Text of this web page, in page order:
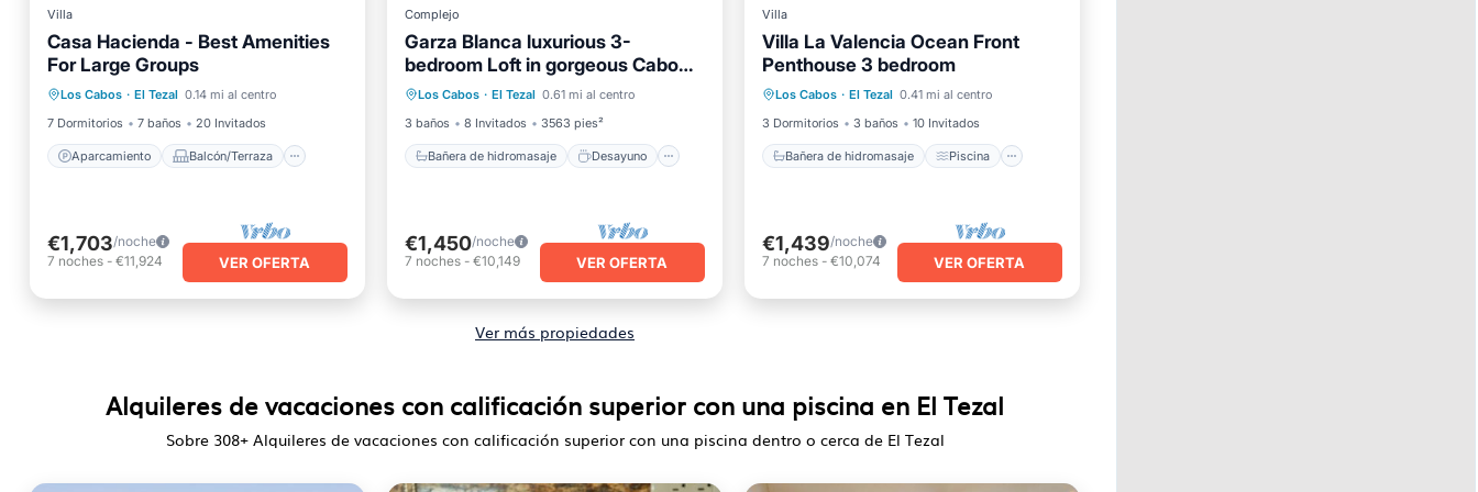
Villa
Casa Hacienda - Best Amenities
For Large Groups
Los Cabos · El Tezal 0.14 mi al centro
7 Dormitorios
7 baños 20 Invitados
Aparcamiento Balcón/Terraza
Aparcamiento
Cocina
Aire acondicionado
€1,703/noche
7 noches - €11,924 VER OFERTA
Complejo
Garza Blanca luxurious 3-
bedroom Loft in gorgeous Cabo
San Lucas
Los Cabos · El Tezal 0.61 mi al centro
3 baños
8 Invitados 3563 pies²
Bañera de hidromasaje Desayuno
Bañera de hidromasaje
Desayuno
Aparcamiento
Piscina
€1,450/noche
7 noches- €10,149 VER OFERTA
Villa
Villa La Valencia Ocean Front
Penthouse 3 bedroom
Los Cabos · El Tezal 0.41 mi al centro
3 Dormitorios
3 baños 10 Invitados
Bañera de hidromasaje Piscina
Bañera de hidromasaje
Aire acondicionado
Internet
€1,439/noche
7 noches- €10,074 VER OFERTA
Ver más propiedades
Alquileres de vacaciones con calificación superior con una piscina en El Tezal
Sobre 308+ Alquileres de vacaciones con calificación superior con una piscina dentro o cerca de El Tezal